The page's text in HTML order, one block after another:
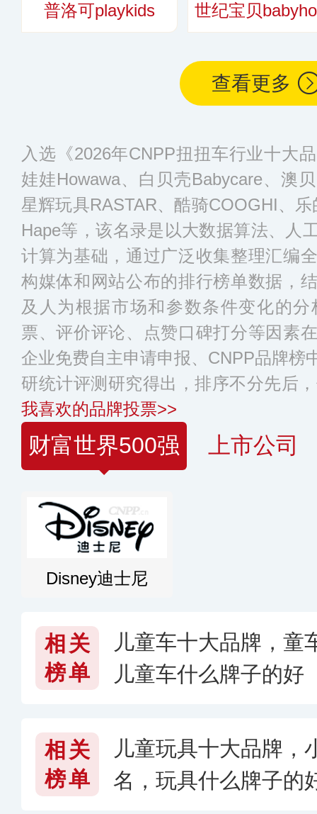
普洛可playkids 世纪宝贝
查看更多
入选《2026年CNPP扭扭车行业十大
娃娃Howawa、白贝壳Babycare、澳
星辉玩具RASTAR、酷骑COOGHI、
Hape等，该名录是以大数据算法、人
计算为基础，通过广泛收集整理汇编
构媒体和网站公布的排行榜单数据，
及人为根据市场和参数条件变化的
票、评价评论、点赞口碑打分等因素
企业免费自主申请申报、CNPP品牌榜
研统计评测研究得出，排序不分先后
我喜欢的品牌投票>>
财富世界500强 上市公司
Disney迪士尼
相关
榜单
儿童车十大品牌，童
儿童车什么牌子的好
相关
榜单
儿童玩具十大品牌，
名，玩具什么牌子的